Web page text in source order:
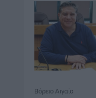
Βόρειο Αιγαίο